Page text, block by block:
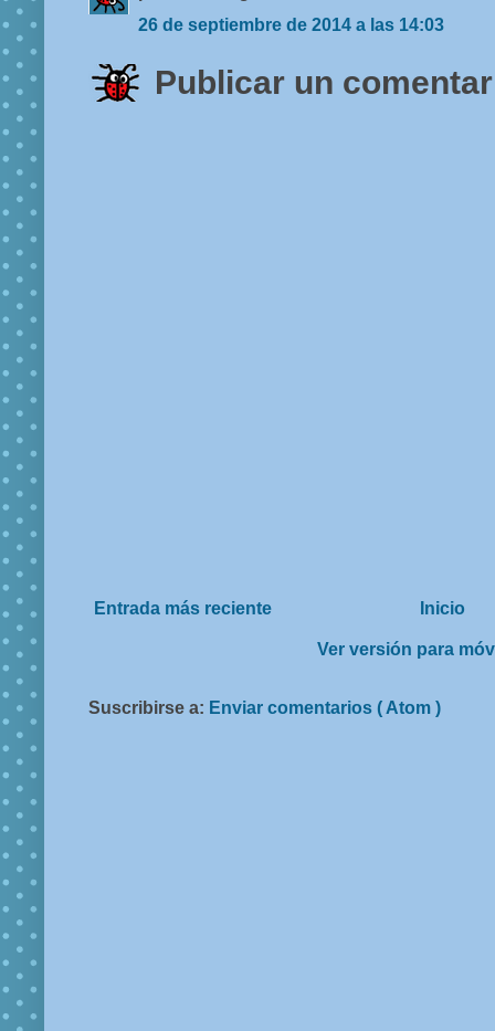
26 de septiembre de 2014 a las 14:03
Publicar un
Entrada más reciente Inicio
Ver versión para
Suscribirse a: Enviar comentarios ( Atom )